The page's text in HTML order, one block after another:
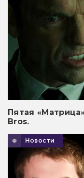
Пятая
Bros.
Новости